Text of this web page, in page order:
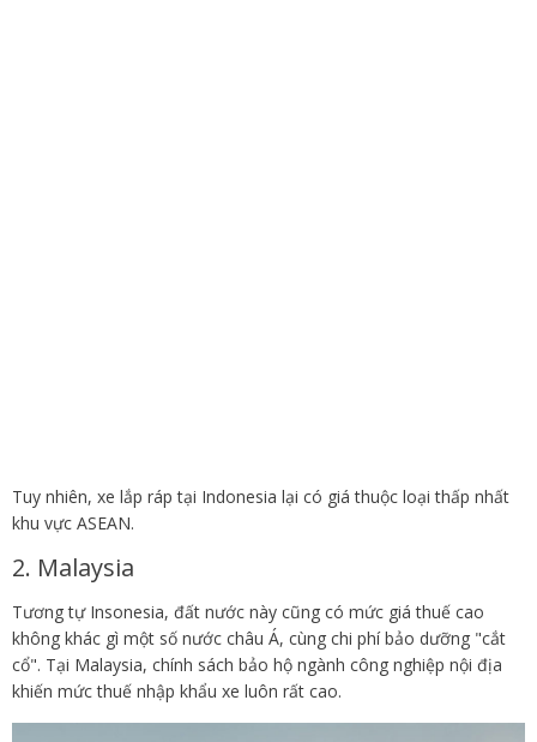
Tuy nhiên, xe lắp ráp tại Indonesia lại có giá thuộc loại thấp nhất
khu vực ASEAN.
2. Malaysia
Tương tự Insonesia, đất nước này cũng có mức giá thuế cao
không khác gì một số nước châu Á, cùng chi phí bảo dưỡng "cắt
cổ". Tại Malaysia, chính sách bảo hộ ngành công nghiệp nội địa
khiến mức thuế nhập khẩu xe luôn rất cao.